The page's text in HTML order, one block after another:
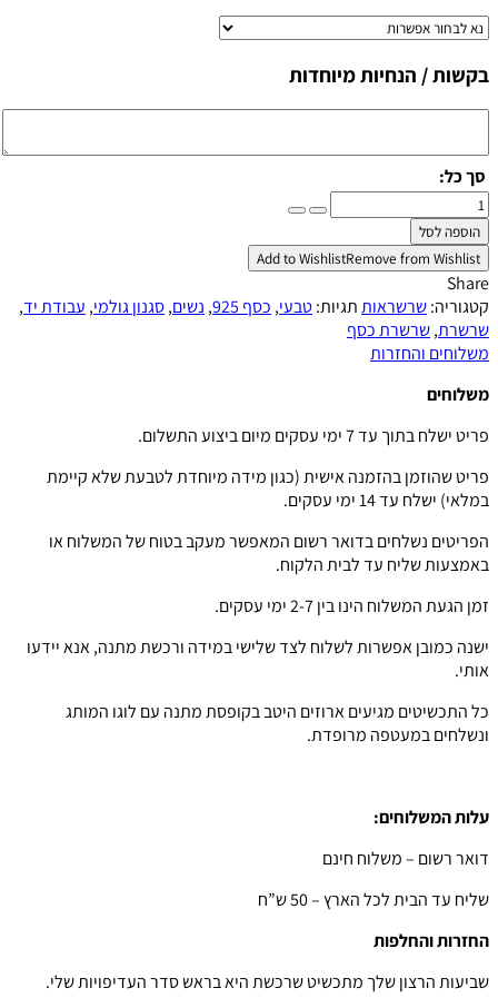
בקשות / הנחיות מיוחדות
סך כל:
כמות
של
שרשרת
אבני
ים
הוספה לסל
Add to WishlistRemove from Wishlist
Share
קטגוריה:שרשראותתגיות:טבעי, כסף 925 , נשים,סגנון גולמי, עבודת יד,
שרשרת,שרשרת כסף
משלוחים והחזרות
משלוחים
פריט ישלח בתוך עד 7 ימי עסקים מיום ביצוע התשלום.
פריט שהוזמן בהזמנה אישית (כגון מידה מיוחדת לטבעת שלא קיימת
במלאי) ישלח עד 14 ימי עסקים.
הפריטים נשלחים בדואר רשום המאפשר מעקב בטוח של המשלוח או
באמצעות שליח עד לבית הלקוח.
זמן הגעת המשלוח הינו בין 2-7 ימי עסקים.
ישנה כמובן אפשרות לשלוח לצד שלישי במידה ורכשת מתנה, אנא יידעו
אותי.
כל התכשיטים מגיעים ארוזים היטב בקופסת מתנה עם לוגו המותג
ונשלחים במעטפה מרופדת.
עלות המשלוחים:
דואר רשום – משלוח חינם
שליח עד הבית לכל הארץ – 50 ש”ח
החזרות והחלפות
שביעות הרצון שלך מתכשיט שרכשת היא בראש סדר העדיפויות שלי.